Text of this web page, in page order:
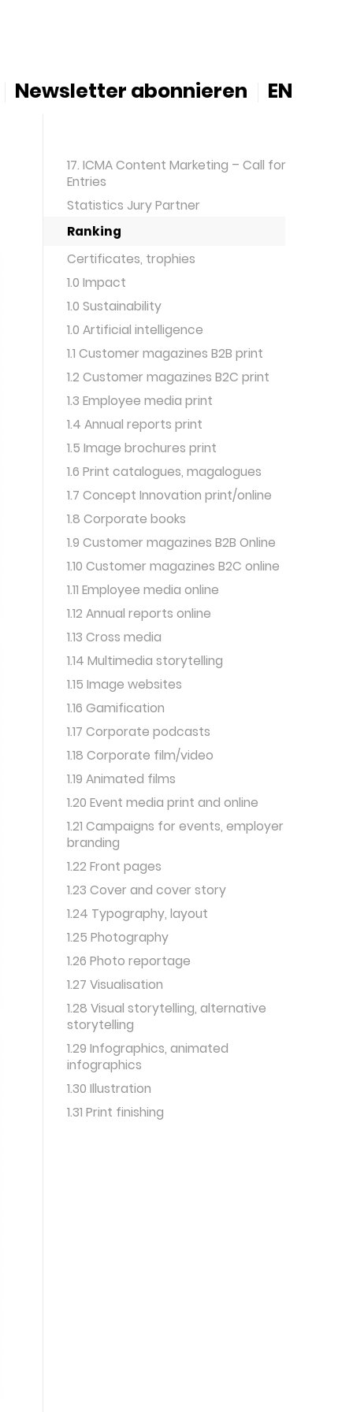
Newsletter abonnieren EN
17. ICMA Content Marketing – Call for
Entries
Statistics Jury Partner
Ranking
Certificates, trophies
1.0 Impact
1.0 Sustainability
1.0 Artificial intelligence
1.1 Customer magazines B2B print
1.2 Customer magazines B2C print
1.3 Employee media print
1.4 Annual reports print
1.5 Image brochures print
1.6 Print catalogues, magalogues
1.7 Concept Innovation print/online
1.8 Corporate books
1.9 Customer magazines B2B Online
1.10 Customer magazines B2C online
1.11 Employee media online
1.12 Annual reports online
1.13 Cross media
1.14 Multimedia storytelling
1.15 Image websites
1.16 Gamification
1.17 Corporate podcasts
1.18 Corporate film/video
1.19 Animated films
1.20 Event media print and online
1.21 Campaigns for events, employer
branding
1.22 Front pages
1.23 Cover and cover story
1.24 Typography, layout
1.25 Photography
1.26 Photo reportage
1.27 Visualisation
1.28 Visual storytelling, alternative
storytelling
1.29 Infographics, animated
infographics
1.30 Illustration
1.31 Print finishing